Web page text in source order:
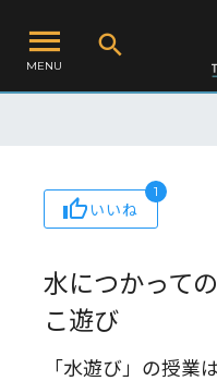
MENU
いいね
1
水につかって
こ遊び
「水遊び」の授業